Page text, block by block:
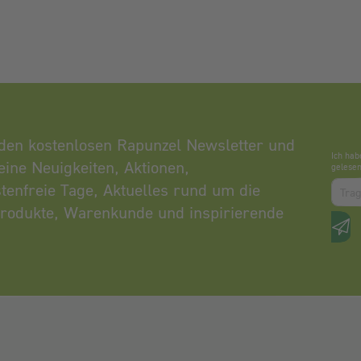
kostenlosen Rapunzel Newsletter und
Neuigkeiten, Aktionen,
Tage, Aktuelles rund um die
Warenkunde und inspirierende
Ich
Zum